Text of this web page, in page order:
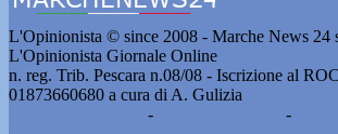
L'Opinionista © since 2008 - Marche News 24
L'Opinionista Giornale Online
n. reg. Trib. Pescara n.08/08 - Iscrizione al
01873660680 a cura di A. Gulizia
- -